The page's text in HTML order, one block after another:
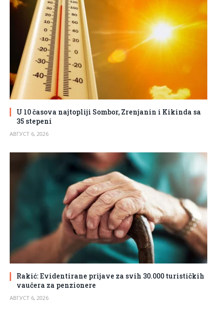
U 10 časova najtopliji Sombor, Zrenjanin i Kikinda sa
35 stepeni
АВГУСТ 6, 2026
Rakić: Evidentirane prijave za svih 30.000 turističkih
vaučera za penzionere
АВГУСТ 6, 2026